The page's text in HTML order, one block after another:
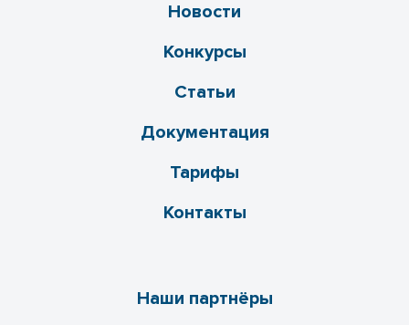
Новости
Конкурсы
Статьи
Документация
Тарифы
Контакты
Наши партнёры